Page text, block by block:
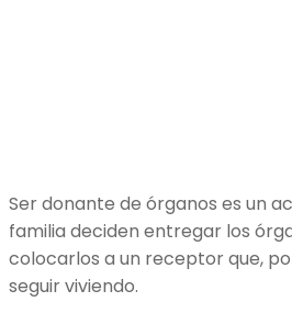
Ser donante de órganos es un
familia deciden entregar los
colocarlos a un receptor que,
seguir viviendo.